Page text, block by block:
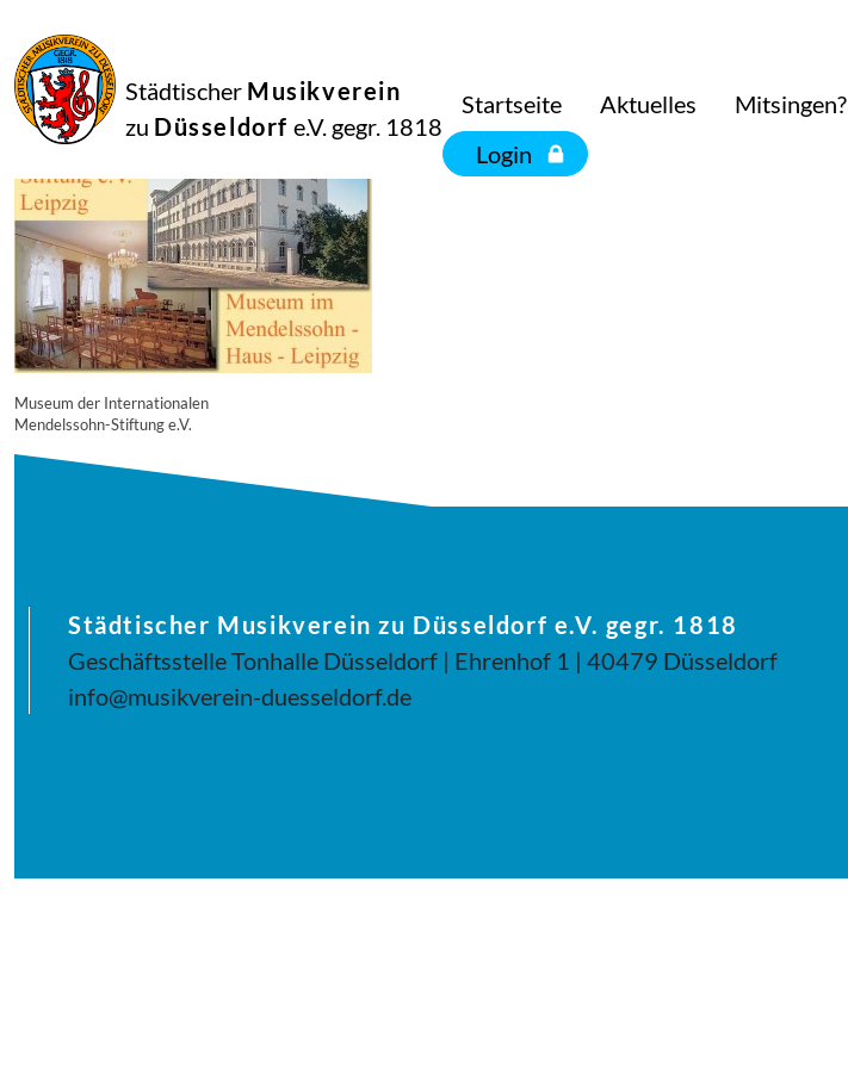
Städtischer Musikverein
zu Düsseldorf e.V. gegr. 1818
Startseite Aktuelles Mitsingen?
Login
September
2014
Manfred Hill
321
Museum der Internationalen
Mendelssohn-Stiftung e.V.
Städtischer Musikverein zu Düsseldorf e.V. gegr. 1818
Geschäftsstelle Tonhalle Düsseldorf | Ehrenhof 1 | 40479 Düsseldorf
info@musikverein-duesseldorf.de